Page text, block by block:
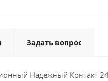
Задать вопрос
Надежный Контакт